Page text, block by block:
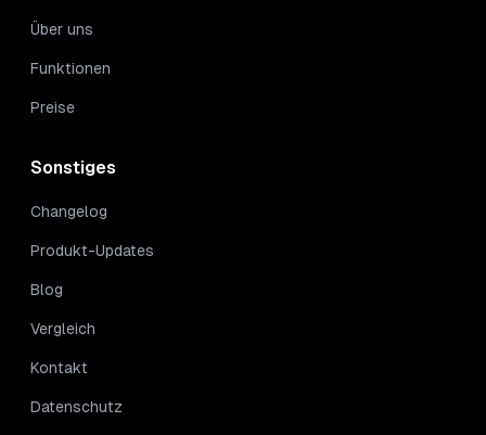
Über uns
Funktionen
Preise
Sonstiges
Changelog
Produkt-Updates
Blog
Vergleich
Kontakt
Datenschutz